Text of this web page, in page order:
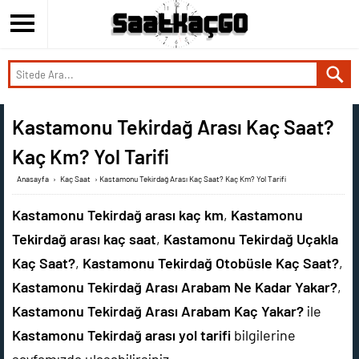
Kastamonu Tekirdağ Arası Kaç Saat?
Kaç Km? Yol Tarifi
Anasayfa › Kaç Saat › Kastamonu Tekirdağ Arası Kaç Saat? Kaç Km? Yol Tarifi
Kastamonu Tekirdağ arası kaç km, Kastamonu
Tekirdağ arası kaç saat, Kastamonu Tekirdağ Uçakla
Kaç Saat?, Kastamonu Tekirdağ Otobüsle Kaç Saat?,
Kastamonu Tekirdağ Arası Arabam Ne Kadar Yakar?,
Kastamonu Tekirdağ Arası Arabam Kaç Yakar? ile
Kastamonu Tekirdağ arası yol tarifi bilgilerine